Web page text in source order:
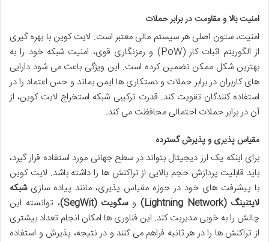
امنیت بالا و مقاومت در برابر حملات
امنیت، ستون اصلی هر سیستم مالی معتبر است. لایت کوین با بهره گیری
از الگوریتم اثبات کار (PoW) و رمزنگاری قوی، امنیت شبکه خود را به
بهترین شکل ممکن تضمین کرده است. این ویژگی باعث می شود دارایی
های کاربران در برابر حملات و دستکاری ها ایمن بماند و حس اعتماد را در
استفاده کنندگان تقویت کند. قدرت ترکیبی شبکه استخراج لایت کوین، از
آن در برابر حملات احتمالی محافظت می کند.
مقیاس پذیری و پذیرش گسترده
برای اینکه یک ارز دیجیتال بتواند در سطح جهانی مورد استفاده قرار گیرد،
باید قابلیت پردازش حجم بالایی از تراکنش ها را داشته باشد. لایت کوین
با پیشرفت های خود در حوزه مقیاس پذیری، مانند پیاده سازیشبکه
لایتنینگ (Lightning Network)
وسگویت (SegWit)
، توانسته این
چالش را به خوبی مدیریت کند. این فناوری ها امکان انجام تعداد بیشتری
از تراکنش ها را در هر ثانیه فراهم می کنند و در نتیجه، پذیرش و استفاده